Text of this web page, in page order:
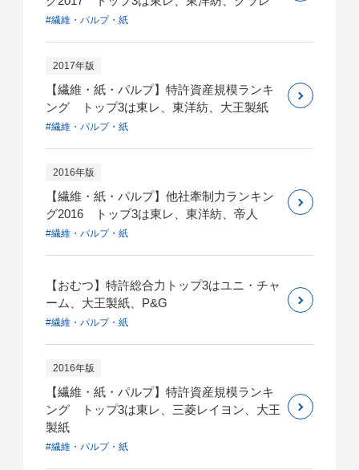
#繊維・パルプ・紙
2017年版
【繊維・紙・パルプ】特許資産規模ランキ
ング トップ3は東レ、東洋紡、大王製紙
#繊維・パルプ・紙
2016年版
【繊維・紙・パルプ】他社牽制力ランキン
グ2016 トップ3は東レ、東洋紡、帝人
#繊維・パルプ・紙
【おむつ】特許総合力トップ3はユニ・チャ
ーム、大王製紙、P&G
#繊維・パルプ・紙
2016年版
【繊維・紙・パルプ】特許資産規模ランキ
ング トップ3は東レ、三菱レイヨン、大王
製紙
#繊維・パルプ・紙